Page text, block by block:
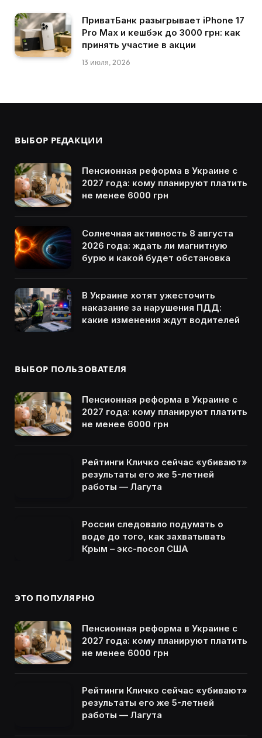
ПриватБанк разыгрывает iPhone 17
Pro Max и кешбэк до 3000 грн: как
принять участие в акции
13 июля, 2026
ВЫБОР РЕДАКЦИИ
Пенсионная реформа в Украине с
2027 года: кому планируют платить
не менее 6000 грн
Солнечная активность 8 августа
2026 года: ждать ли магнитную
бурю и какой будет обстановка
В Украине хотят ужесточить
наказание за нарушения ПДД:
какие изменения ждут водителей
ВЫБОР ПОЛЬЗОВАТЕЛЯ
Пенсионная реформа в Украине с
2027 года: кому планируют платить
не менее 6000 грн
Рейтинги Кличко сейчас «убивают»
результаты его же 5-летней
работы — Лагута
России следовало подумать о
воде до того, как захватывать
Крым – экс-посол США
ЭТО ПОПУЛЯРНО
Пенсионная реформа в Украине с
2027 года: кому планируют платить
не менее 6000 грн
Рейтинги Кличко сейчас «убивают»
результаты его же 5-летней
работы — Лагута